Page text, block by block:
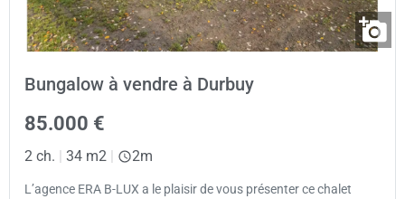
Bungalow à vendre à Durbuy
85.000 €
2 ch. | 34 m2 | 2m
L’agence ERA B-LUX a le plaisir de vous présenter ce chalet